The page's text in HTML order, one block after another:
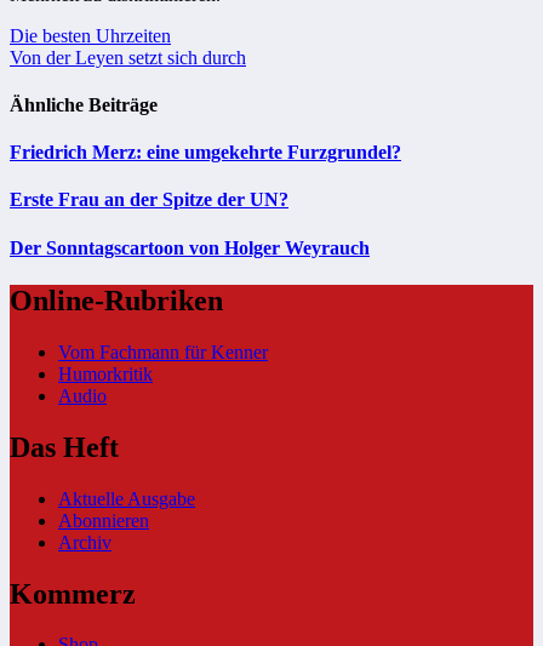
Beitragsnavigation
Die besten Uhrzeiten
Von der Leyen setzt sich durch
Ähnliche Beiträge
Friedrich Merz: eine umgekehrte Furzgrundel?
Erste Frau an der Spitze der UN?
Der Sonntagscartoon von Holger Weyrauch
Online-Rubriken
Vom Fachmann für Kenner
Humorkritik
Audio
Das Heft
Aktuelle Ausgabe
Abonnieren
Archiv
Kommerz